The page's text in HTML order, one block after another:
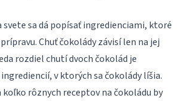
svete sa dá popísať ingredienciami, ktoré
Chuť čokolády závisí len na jej
rozdiel chutí dvoch čokolád je
v ktorých sa čokolády líšia.
koľko rôznych receptov na čokoládu by